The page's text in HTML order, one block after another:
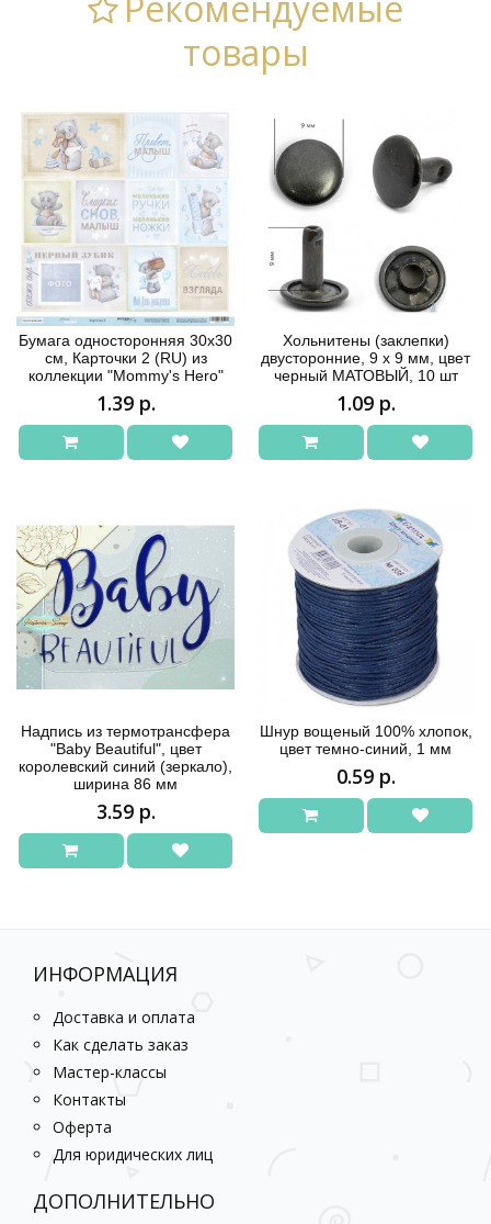
товары
Бумага односторонняя 30x30
см, Карточки 2 (RU) из
коллекции "Mommy's Hero"
1.39 р.
Хольнитены (заклепки)
двусторонние, 9 х 9 мм, цвет
черный МАТОВЫЙ, 10 шт
1.09 р.
Надпись из термотрансфера
"Baby Beautiful", цвет
королевский синий (зеркало),
ширина 86 мм
3.59 р.
Шнур вощеный 100% хлопок,
цвет темно-синий, 1 мм
0.59 р.
ИНФОРМАЦИЯ
Доставка и оплата
Как сделать заказ
Мастер-классы
Контакты
Оферта
Для юридических лиц
ДОПОЛНИТЕЛЬНО